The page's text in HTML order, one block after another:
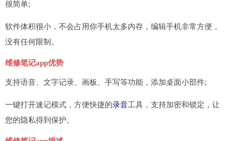
很简单;
软件体积很小，不会占用你手机太多内存，编辑手机非常方便，
没有任何限制。
维修笔记app优势
支持语音、文字记录、画板、手写等功能，添加桌面小部件;
一键打开速记模式，方便快捷的录音工具，支持加密和锁定，让
您的隐私得到保护。